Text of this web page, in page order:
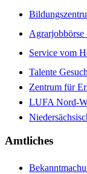
Agrarjobbörse
Service vom
Talente
Zentrum für
LUFA Nord-
Amtliches